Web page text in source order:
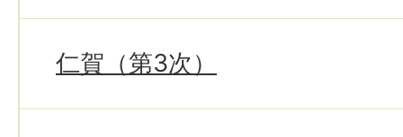
仁賀（第3次）